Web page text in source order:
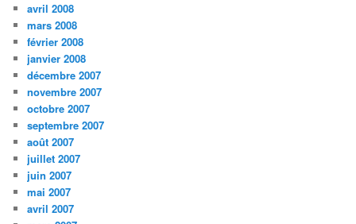
avril 2008
mars 2008
février 2008
janvier 2008
décembre 2007
novembre 2007
octobre 2007
septembre 2007
août 2007
juillet 2007
juin 2007
mai 2007
avril 2007